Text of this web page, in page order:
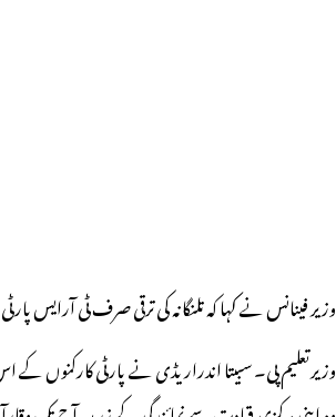
وزیر فینانس نے کہا کہ تلنگانہ کی ترقی صرف ٹی آرایس
وزیرتعلیم پی۔ سبیتا اندراریڈی نے پارٹی کارکنوں